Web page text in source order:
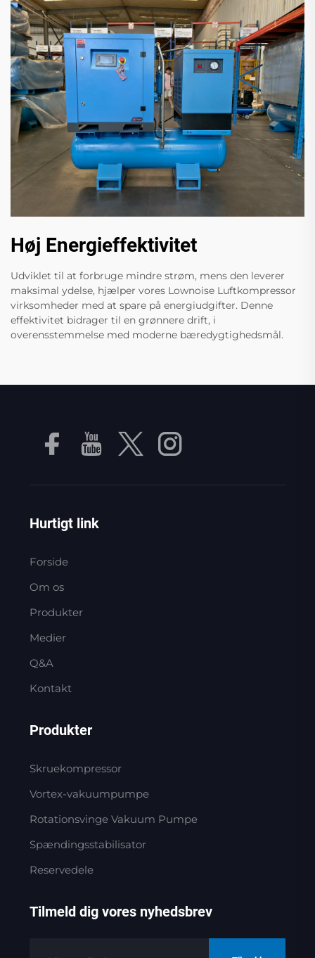
Høj Energieffektivitet
Udviklet til at forbruge mindre strøm, mens den leverer
maksimal ydelse, hjælper vores Lownoise Luftkompressor
virksomheder med at spare på energiudgifter. Denne
effektivitet bidrager til en grønnere drift, i
overensstemmelse med moderne bæredygtighedsmål.
Hurtigt link
Forside
Om os
Produkter
Medier
Q&A
Kontakt
Produkter
Skruekompressor
Vortex-vakuumpumpe
Rotationsvinge Vakuum Pumpe
Spændingsstabilisator
Reservedele
Tilmeld dig vores nyhedsbrev